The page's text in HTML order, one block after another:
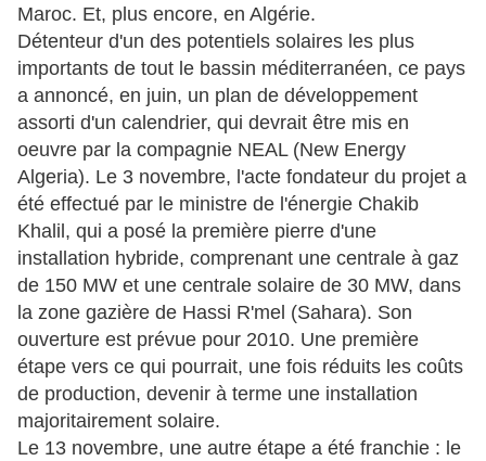
Maroc. Et, plus encore, en Algérie.
Détenteur d'un des potentiels solaires les plus
importants de tout le bassin méditerranéen, ce pays
a annoncé, en juin, un plan de développement
assorti d'un calendrier, qui devrait être mis en
oeuvre par la compagnie NEAL (New Energy
Algeria). Le 3 novembre, l'acte fondateur du projet a
été effectué par le ministre de l'énergie Chakib
Khalil, qui a posé la première pierre d'une
installation hybride, comprenant une centrale à gaz
de 150 MW et une centrale solaire de 30 MW, dans
la zone gazière de Hassi R'mel (Sahara). Son
ouverture est prévue pour 2010. Une première
étape vers ce qui pourrait, une fois réduits les coûts
de production, devenir à terme une installation
majoritairement solaire.
Le 13 novembre, une autre étape a été franchie : le